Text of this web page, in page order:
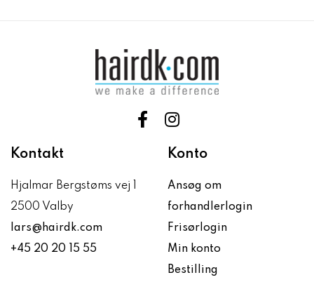
Kontakt
Hjalmar Bergstøms vej 1
2500 Valby
lars@hairdk.com
+45 20 20 15 55
Konto
Ansøg om
forhandlerlogin
Frisørlogin
Min konto
Bestilling